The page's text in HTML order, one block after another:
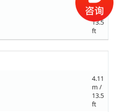
4.11
m /
13.5
ft
4.11
m /
13.5
ft